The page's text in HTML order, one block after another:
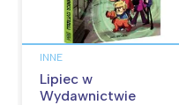
INNE
Lipiec w
Wydawnictwie